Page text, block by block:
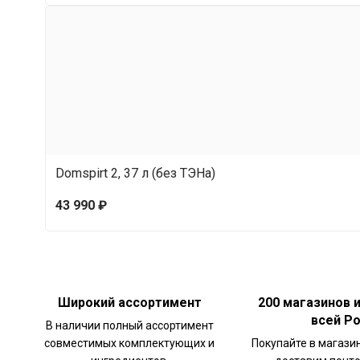
Крышка ускоряет нагрев и благодаря
жёсткость конструкции позволяет
•кламповый разъём 3″;
•предохранительный клапан.
Domspirt 2, 37 л (без ТЭНа)
43 990 ₽
Широкий ассортимент
В наличии полный ассортимент
совместимых комплектующих и
200 магазинов
всей
Покупайте в